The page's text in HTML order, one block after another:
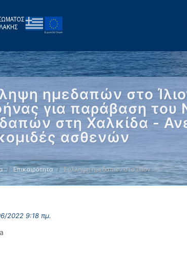
ημεδαπών στο
για παράβαση του
στη Χαλκίδα -
ασθενών
Επικαιρότητα Σύλληψη ημεδαπών στο Ίλιον …
2022 9:18 πμ.